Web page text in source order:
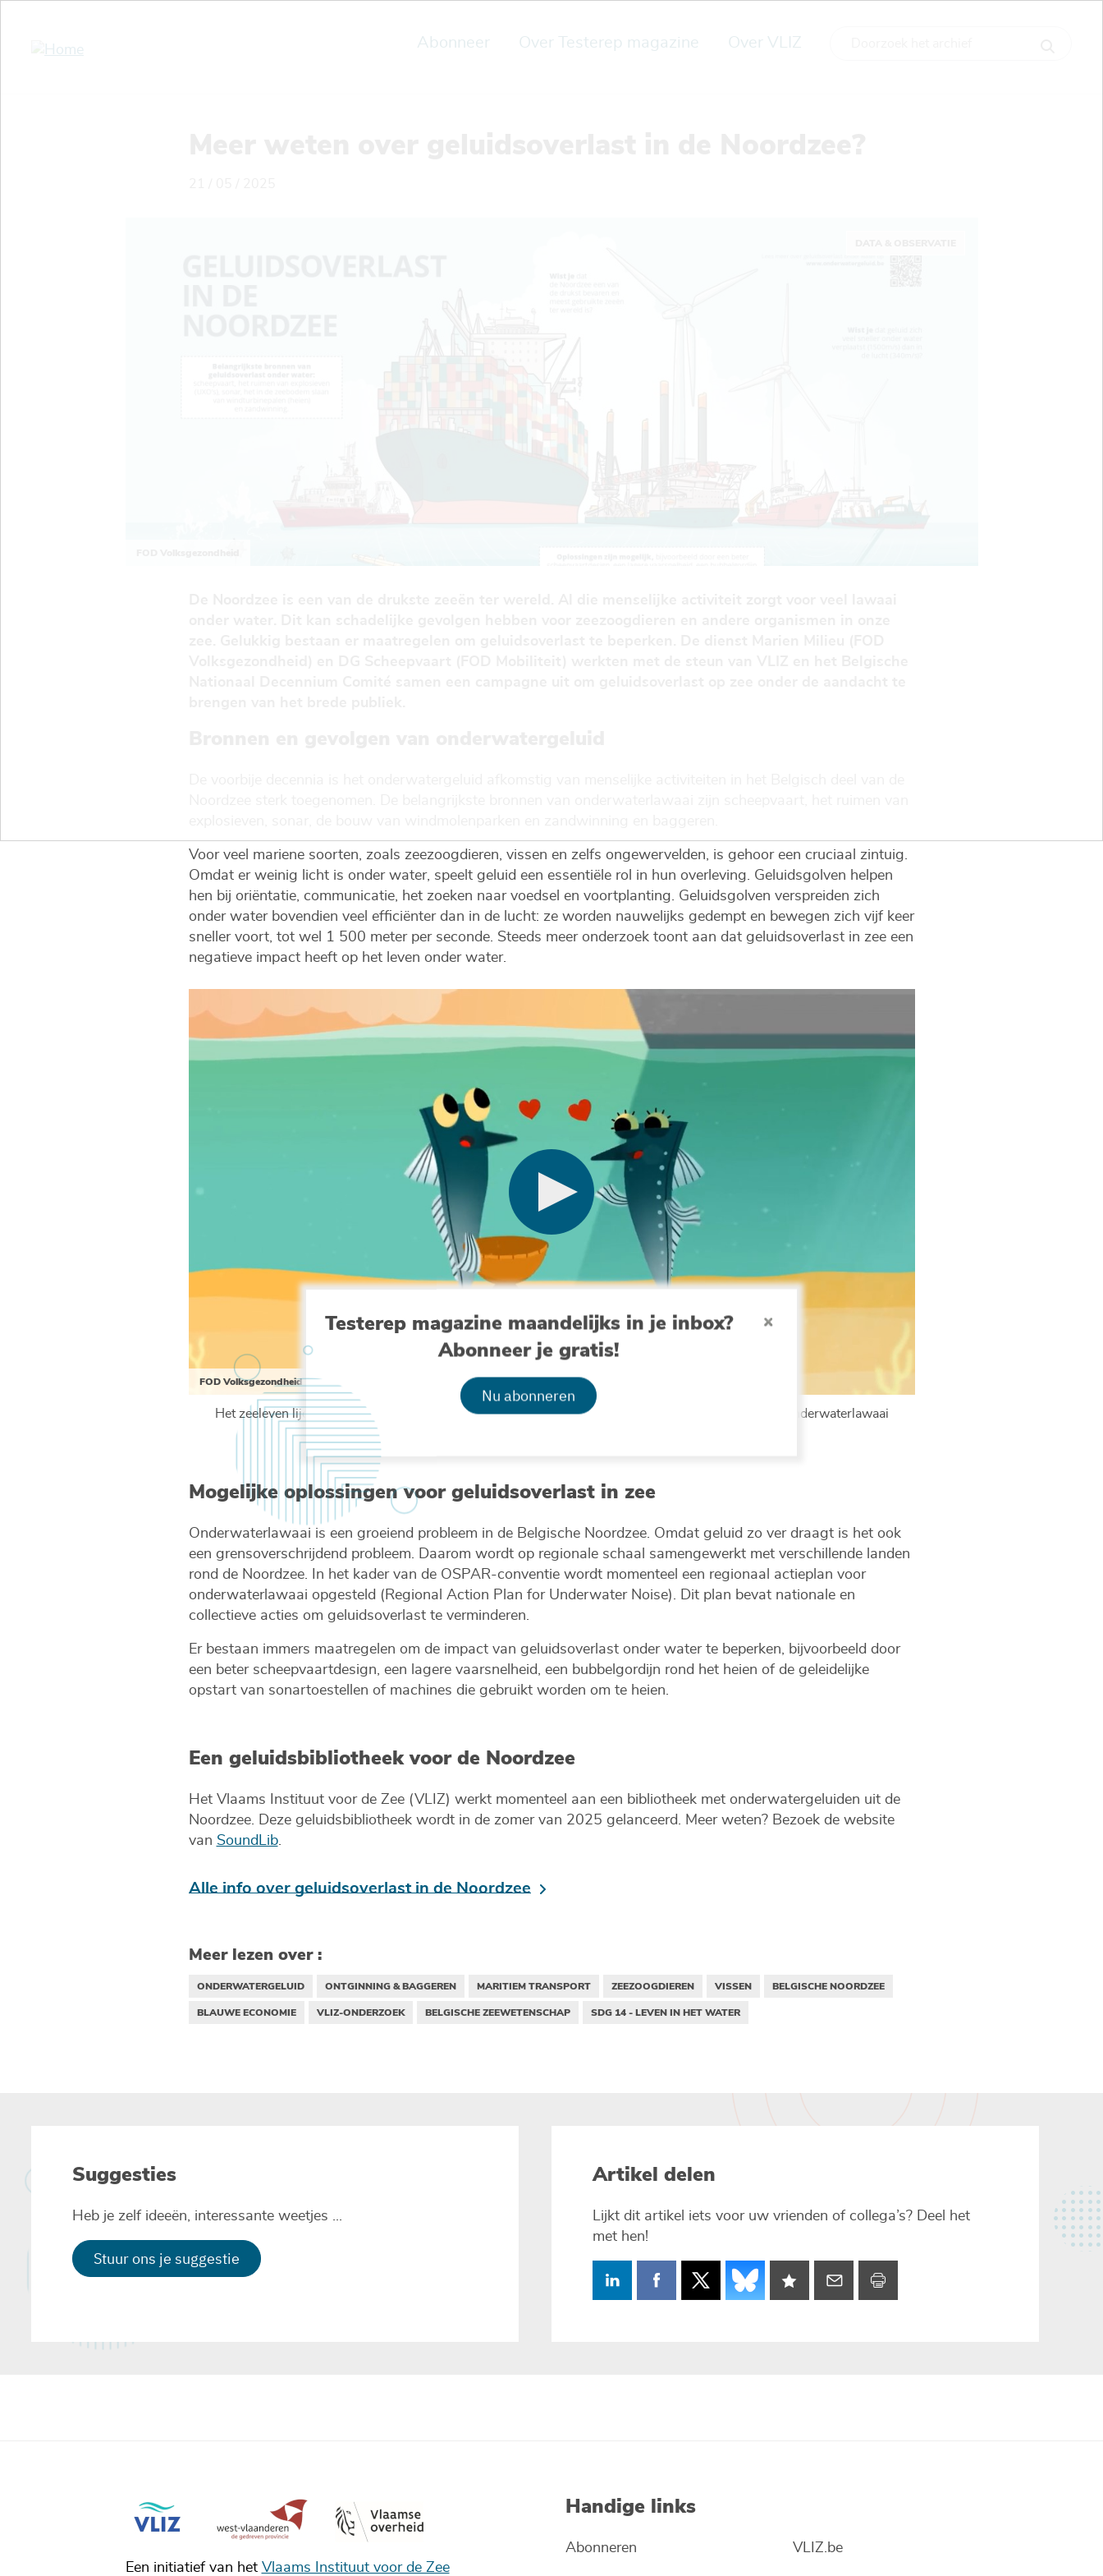
Testerep magazine maandelijks in je inbox?
Abonneer je gratis!
Nu abonneren
Abonneer Over Testerep magazine Over VLIZ
Voor veel mariene soorten, zoals zeezoogdieren, vissen en zelfs ongewervelden, is gehoor een cruciaal zintuig.
Omdat er weinig licht is onder water, speelt geluid een essentiële rol in hun overleving. Geluidsgolven helpen
hen bij oriëntatie, communicatie, het zoeken naar voedsel en voortplanting. Geluidsgolven verspreiden zich
onder water bovendien veel efficiënter dan in de lucht: ze worden nauwelijks gedempt en bewegen zich vijf keer
sneller voort, tot wel 1 500 meter per seconde. Steeds meer onderzoek toont aan dat geluidsoverlast in zee een
negatieve impact heeft op het leven onder water.
FOD Volksgezondheid
Het zeeleven lijdt onder het lawaai dat mensen onder water veroorzaken. Ontdek het probleem van onderwaterlawaai
en wat we eraan kunnen doen op http://www.onderwatergeluid.be.
Mogelijke oplossingen voor geluidsoverlast in zee
Onderwaterlawaai is een groeiend probleem in de Belgische Noordzee. Omdat geluid zo ver draagt is het ook
een grensoverschrijdend probleem. Daarom wordt op regionale schaal samengewerkt met verschillende landen
rond de Noordzee. In het kader van de OSPAR-conventie wordt momenteel een regionaal actieplan voor
onderwaterlawaai opgesteld (Regional Action Plan for Underwater Noise). Dit plan bevat nationale en
collectieve acties om geluidsoverlast te verminderen.
Er bestaan immers maatregelen om de impact van geluidsoverlast onder water te beperken, bijvoorbeeld door
een beter scheepvaartdesign, een lagere vaarsnelheid, een bubbelgordijn rond het heien of de geleidelijke
opstart van sonartoestellen of machines die gebruikt worden om te heien.
Een geluidsbibliotheek voor de Noordzee
Het Vlaams Instituut voor de Zee (VLIZ) werkt momenteel aan een bibliotheek met onderwatergeluiden uit de
Noordzee. Deze geluidsbibliotheek wordt in de zomer van 2025 gelanceerd. Meer weten? Bezoek de website
van SoundLib.
Alle info over geluidsoverlast in de Noordzee
Meer lezen over :
ONDERWATERGELUID ONTGINNING & BAGGEREN MARITIEM TRANSPORT ZEEZOOGDIEREN VISSEN
BELGISCHE NOORDZEE
BLAUWE ECONOMIE
VLIZ-ONDERZOEK BELGISCHE ZEEWETENSCHAP SDG 14 - LEVEN IN HET WATER
Suggesties
Heb je zelf ideeën, interessante weetjes ...
Stuur ons je suggestie
Artikel delen
Lijkt dit artikel iets voor uw vrienden of collega’s? Deel het
met hen!
Een initiatief van het Vlaams Instituut voor de Zee
Handige links
Abonneren VLIZ.be